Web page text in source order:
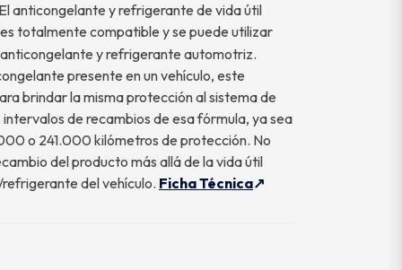
anticongelante y refrigerante de vida útil
totalmente compatible y se puede utilizar
y refrigerante automotriz.
presente en un vehículo, este
brindar la misma protección al sistema de
de recambios de esa fórmula, ya sea
o 241.000 kilómetros de protección. No
del producto más allá de la vida útil
del vehículo. Ficha Técnica